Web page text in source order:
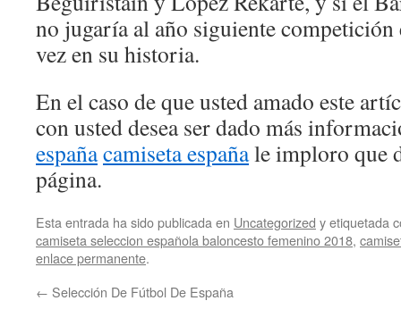
no jugaría al año siguiente
vez en su historia.
En el caso de que usted amado este
con usted desea ser dado más
españacamiseta españale imploro que
página.
Esta entrada ha sido publicada en Uncategorized y etiquetada
camiseta seleccion española baloncesto femenino 2018,
enlace permanente.
← Selección De Fútbol De España